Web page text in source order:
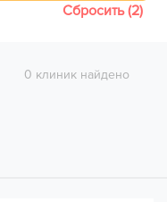
Сбросить (2)
0 клиник найдено